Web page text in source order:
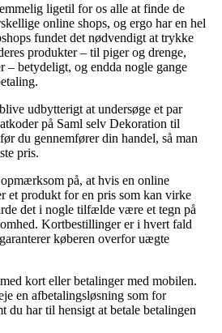
ligetil for os alle at finde de
online shops, og ergo har en hel
fundet det nødvendigt at trykke
produkter – til piger og drenge,
betydeligt, og endda nogle gange
udbytterigt at undersøge et par
på Saml selv Dekoration til
du gennemfører din handel, så man
pris.
på, at hvis en online
et produkt for en pris som kan virke
det i nogle tilfælde være et tegn på
Kortbestillinger er i hvert fald
køberen overfor uægte
kort eller betalinger med mobilen.
en afbetalingsløsning som for
du har til hensigt at betale betalingen